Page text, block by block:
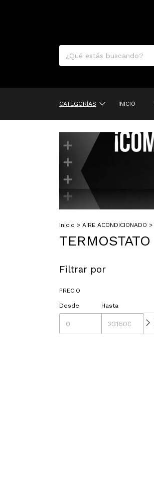
CATEGORÍAS INICIO
Inicio > AIRE ACONDICIONADO >
TERMOSTATO
Filtrar por
PRECIO
Desde Hasta